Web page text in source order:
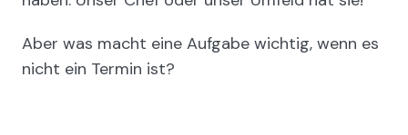
Aber was macht eine Aufgabe wichtig, wenn es
nicht ein Termin ist?